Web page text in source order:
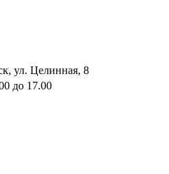
ул. Целинная, 8
до 17.00